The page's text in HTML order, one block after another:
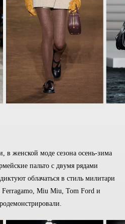
в женской моде сезона осень-зима
пальто с двумя рядами
облачаться в стиль милитари
Miu Miu, Tom Ford и